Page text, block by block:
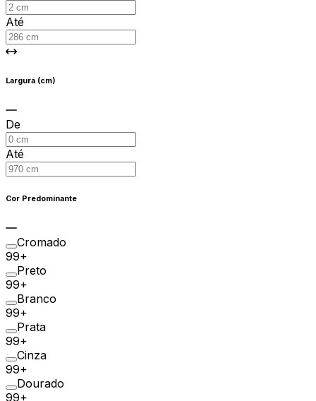
Até
Largura (cm)
De
Até
Cor Predominante
Cromado
99+
Preto
99+
Branco
99+
Prata
99+
Cinza
99+
Dourado
99+